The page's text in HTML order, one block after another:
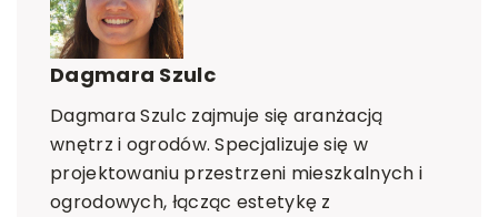
Dagmara Szulc
Dagmara Szulc zajmuje się aranżacją
wnętrz i ogrodów. Specjalizuje się w
projektowaniu przestrzeni mieszkalnych i
ogrodowych, łącząc estetykę z